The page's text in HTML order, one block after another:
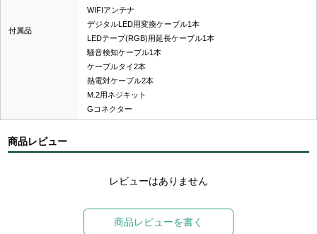
付属品
WIFIアンテナ
デジタルLED用変換ケーブル1本
LEDテープ(RGB)用延長ケーブル1本
騒音検知ケーブル1本
ケーブルタイ2本
熱電対ケーブル2本
M.2用ネジキット
Gコネクター
商品レビュー
レビューはありません
商品レビューを書く